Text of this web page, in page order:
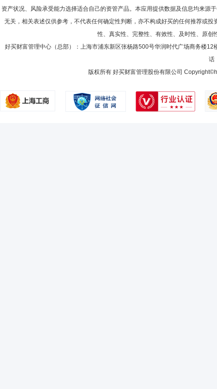
资产状况、风险承受能力选择适合自己的资管产品。本应用提供数据及信息均来
无关，相关表述仅供参考，不代表任何确定性判断，亦不构成好买的任何推荐或
性、真实性、完整性、有效性、及时性、原
好买财富管理中心（总部）：上海市浦东新区张杨路500号华润时代广场商务楼12
话
版权所有 好买财富管理股份有限公司